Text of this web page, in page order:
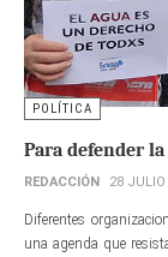
POLÍTICA
Para defender
REDACCIÓN 28
Diferentes
una agenda que